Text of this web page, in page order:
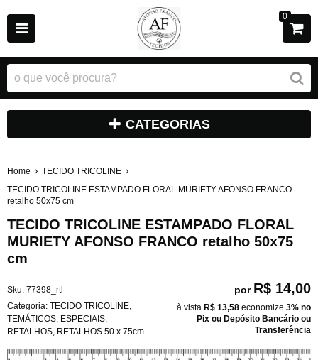
0
CATEGORIAS
Home
TECIDO TRICOLINE
TECIDO TRICOLINE ESTAMPADO FLORAL MURIETY AFONSO FRANCO
retalho 50x75 cm
TECIDO TRICOLINE ESTAMPADO FLORAL
MURIETY AFONSO FRANCO retalho 50x75
cm
Sku: 77398_rtl
Categoria: TECIDO TRICOLINE
TEMÁTICOS ESPECIAIS
RETALHOS RETALHOS 50 x 75cm
por R$ 14,00
à vista R$ 13,58 economize 3% no
Pix ou Depósito Bancário ou
Transferência